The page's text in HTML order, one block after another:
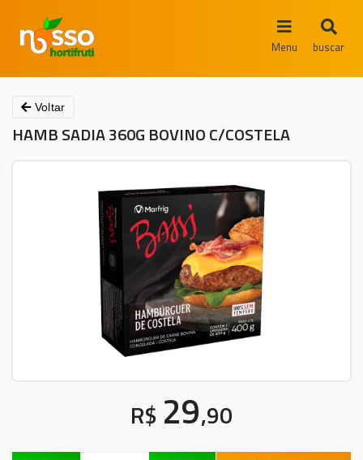
Menu buscar
Voltar
HAMB SADIA 360G BOVINO C/COSTELA
R$ 29,90